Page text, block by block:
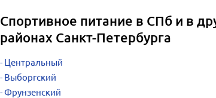
Спортивное питание в СПб и в
районах Санкт-Петербурга
Центральный
Выборгский
Фрунзенский